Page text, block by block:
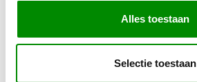
Alles toestaan
Selectie toestaan
13 juli 2026